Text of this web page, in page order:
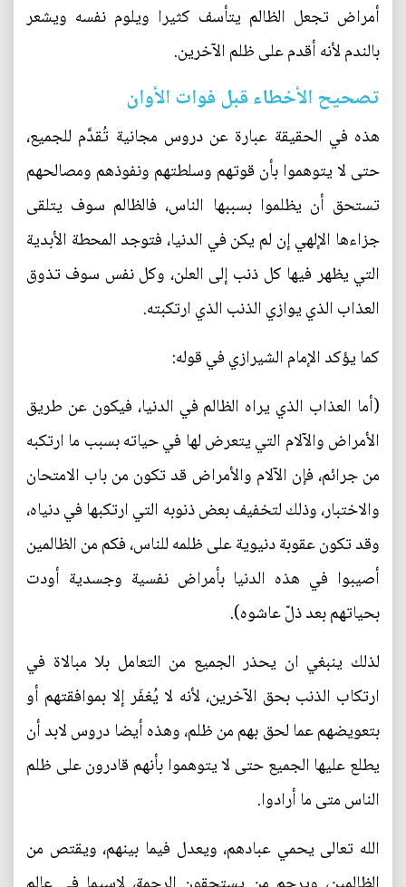
أمراض تجعل الظالم يتأسف كثيرا ويلوم نفسه ويشعر
بالندم لأنه أقدم على ظلم الآخرين.
تصحيح الأخطاء قبل فوات الأوان
هذه في الحقيقة عبارة عن دروس مجانية تُقدَّم للجميع،
حتى لا يتوهموا بأن قوتهم وسلطتهم ونفوذهم ومصالحهم
تستحق أن يظلموا بسببها الناس، فالظالم سوف يتلقى
جزاءها الإلهي إن لم يكن في الدنيا، فتوجد المحطة الأبدية
التي يظهر فيها كل ذنب إلى العلن، وكل نفس سوف تذوق
العذاب الذي يوازي الذنب الذي ارتكبته.
كما يؤكد الإمام الشيرازي في قوله:
(أما العذاب الذي يراه الظالم في الدنيا، فيكون عن طريق
الأمراض والآلام التي يتعرض لها في حياته بسبب ما ارتكبه
من جرائم، فإن الآلام والأمراض قد تكون من باب الامتحان
والاختبار، وذلك لتخفيف بعض ذنوبه التي ارتكبها في دنياه،
وقد تكون عقوبة دنيوية على ظلمه للناس، فكم من الظالمين
أصيبوا في هذه الدنيا بأمراض نفسية وجسدية أودت
بحياتهم بعد ذلّ عاشوه).
لذلك ينبغي ان يحذر الجميع من التعامل بلا مبالاة في
ارتكاب الذنب بحق الآخرين، لأنه لا يُغفَر إلا بموافقتهم أو
بتعويضهم عما لحق بهم من ظلم، وهذه أيضا دروس لابد أن
يطلع عليها الجميع حتى لا يتوهموا بأنهم قادرون على ظلم
الناس متى ما أرادوا.
الله تعالى يحمي عبادهم، ويعدل فيما بينهم، ويقتص من